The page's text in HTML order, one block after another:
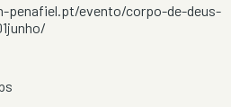
evento/corpo-de-deus-